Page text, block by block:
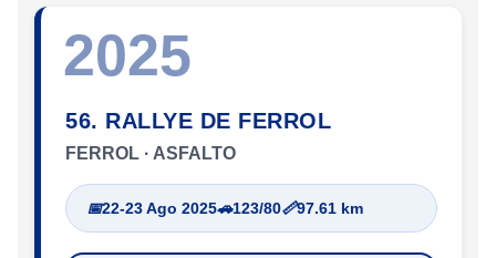
2025
56. RALLYE DE FERROL
FERROL · ASFALTO
📅22-23 Ago 2025🚗123/80📏97.61 km